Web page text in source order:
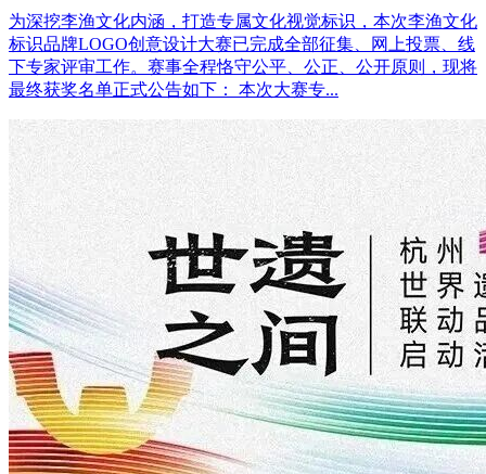
为深挖李渔文化内涵，打造专属文化视觉标识，本次李渔文化
标识品牌LOGO创意设计大赛已完成全部征集、网上投票、线
下专家评审工作。赛事全程恪守公平、公正、公开原则，现将
最终获奖名单正式公告如下： 本次大赛专...